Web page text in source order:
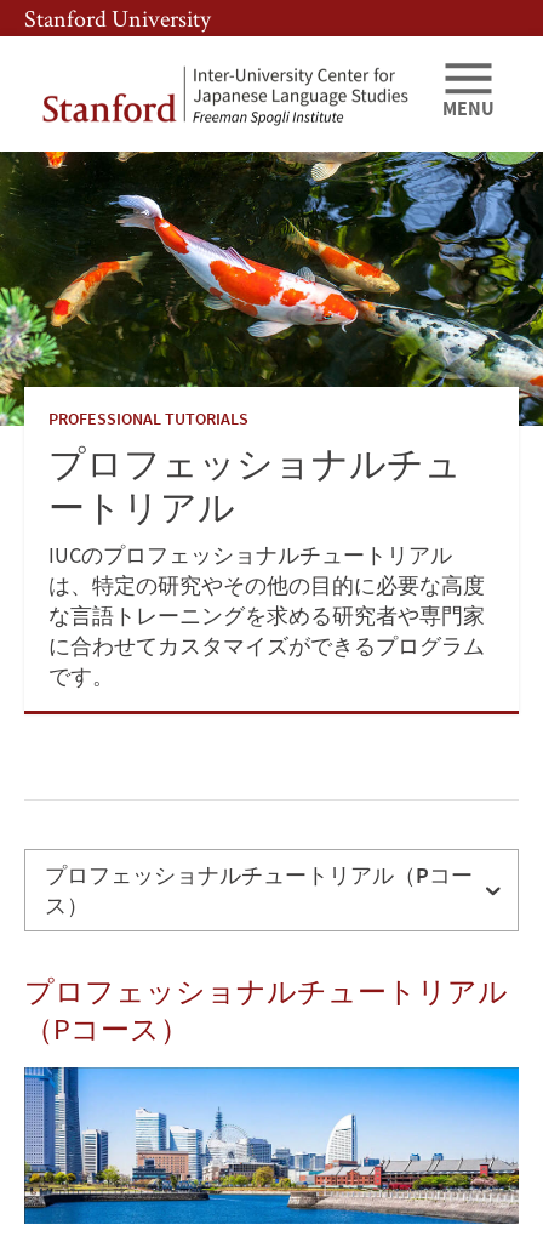
Skip
to
content
Skip
to
navigation
Stanford University
MENU
iuc-
programs-
japanese-
prof-
tutorial
PROFESSIONAL TUTORIALS
プロフェッショナルチュ
ートリアル
IUCのプロフェッショナルチュートリアル
は、特定の研究やその他の目的に必要な高度
な言語トレーニングを求める研究者や専門家
に合わせてカスタマイズができるプログラム
です。
プロフェッショナルチュートリアル（Pコー
ス）
プ
ロ
フ
ェ
ッ
シ
ョ
ナ
ル
チ
ュ
ー
プロフェッショナルチュートリアル
（Pコース）
Image